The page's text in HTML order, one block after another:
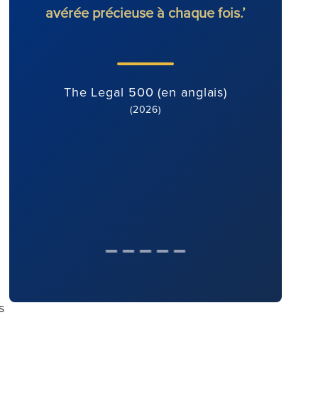
avérée précieuse à chaque fois.’
The Legal 500 (en anglais)
(2026)